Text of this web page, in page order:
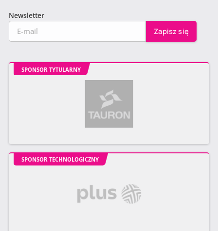
Newsletter
SPONSOR TYTULARNY
SPONSOR TECHNOLOGICZNY